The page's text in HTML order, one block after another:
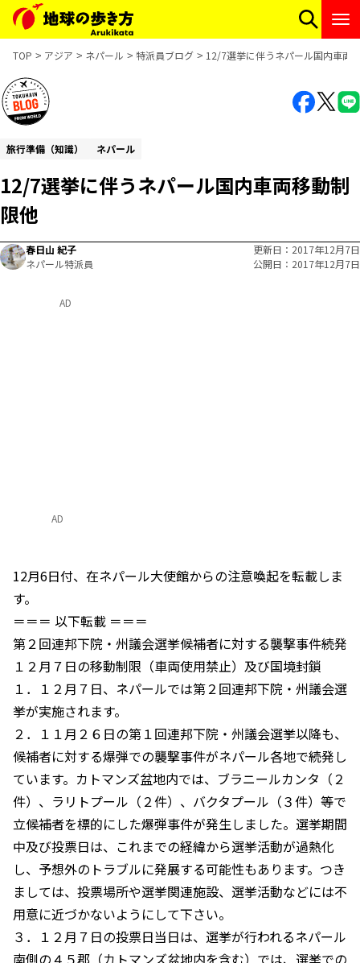
TOP アジア ネパール 特派員ブログ 12/7選挙に伴うネパール国内車両
旅行準備（知識） ネパール
12/7選挙に伴うネパール国内車両移動制
限他
春日山 紀子
ネパール特派員
更新日
2017年12月7日
公開日
2017年12月7日
AD
12月6日付、在ネパール大使館からの注意喚起を転載しま
す。
＝＝＝ 以下転載 ＝＝＝
第２回連邦下院・州議会選挙候補者に対する襲撃事件続発
１２月７日の移動制限（車両使用禁止）及び国境封鎖
１．１２月７日、ネパールでは第２回連邦下院・州議会選
挙が実施されます。
２．１１月２６日の第１回連邦下院・州議会選挙以降も、
候補者に対する爆弾での襲撃事件がネパール各地で続発し
ています。カトマンズ盆地内では、ブラニールカンタ（２
件）、ラリトプール（２件）、バクタプール（３件）等で
立候補者を標的にした爆弾事件が発生しました。選挙期間
中及び投票日は、これまでの経緯から選挙活動が過熱化
し、予想外のトラブルに発展する可能性もあります。つき
ましては、投票場所や選挙関連施設、選挙活動などには不
用意に近づかないようにして下さい。
３．１２月７日の投票日当日は、選挙が行われるネパール
南側の４５郡（カトマンズ盆地内を含む）では、選挙での
AD